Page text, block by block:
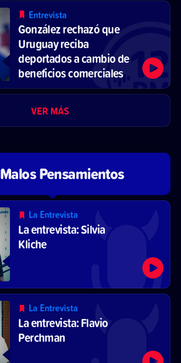
Entrevista
González rechazó que
Uruguay reciba
deportados a cambio de
beneficios comerciales
VER MÁS
Malos Pensamientos
La Entrevista
La entrevista: Silvia
Kliche
La Entrevista
La entrevista: Flavio
Perchman